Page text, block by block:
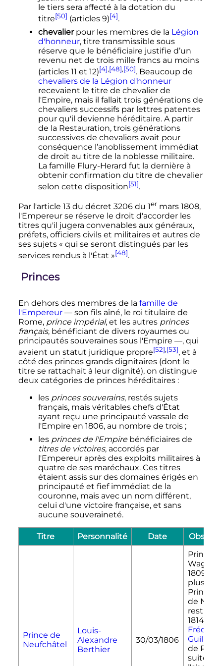
le tiers sera affecté à la dotation du
titre[50] (articles 9)[4].
chevalierpour les membres de la Légion
d'honneur, titre transmissible sous
réserve que le bénéficiaire justifie d’un
revenu net de trois mille francs au moins
(articles 11 et 12)[4],[48],[50]. Beaucoup de
chevaliers de la Légion d'honneur
recevaient le titre de chevalier de
l'Empire, mais il fallait trois générations de
chevaliers successifs par lettres patentes
pour qu'il devienne héréditaire. A partir
de la Restauration, trois générations
successives de chevaliers avait pour
conséquence l’anoblissement immédiat
de droit au titre de la noblesse militaire.
La famille Flury-Herard fut la dernière à
obtenir confirmation du titre de chevalier
selon cette disposition[51].
Par l'article 13 du décret 3206 du 1ermars 1808,
l'Empereur se réserve le droit d'accorder les
titres qu'il jugera convenables aux généraux,
préfets, officiers civils et militaires et autres de
ses sujets « qui se seront distingués par les
services rendus à l'État »[48].
Princes
En dehors des membres de la famille de
l'Empereur — son fils aîné, le roi titulaire de
Rome, prince impérial, et les autres princes
français, bénéficiant de divers royaumes ou
principautés souveraines sous l'Empire —, qui
avaient un statut juridique propre[52],[53], et à
côté des princes grands dignitaires (dont le
titre se rattachait à leur dignité), on distingue
deux catégories de princes héréditaires :
les princes souverains, restés sujets
français, mais véritables chefs d'État
ayant reçu une principauté vassale de
l'Empire en 1806, au nombre de trois ;
les princes de l'Empirebénéficiaires de
titres de victoires, accordés par
l'Empereur après des exploits militaires à
quatre de ses maréchaux. Ces titres
étaient assis sur des domaines érigés en
principauté et fief immédiat de la
couronne, mais avec un nom différent,
celui d'une victoire française, et sans
aucune souveraineté.
Titre Personnalité Date
Prince de
Neufchâtel
Louis-
Alexandre
Berthier
30/03/1806
Prince
1809
plus
de
1814 à
de
suite de